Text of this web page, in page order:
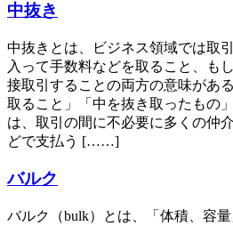
中抜き
中抜きとは、ビジネス領域では取
入って手数料などを取ること、も
接取引することの両方の意味があ
取ること」「中を抜き取ったもの
は、取引の間に不必要に多くの仲
どで支払う [……]
バルク
バルク（bulk）とは、「体積、容量